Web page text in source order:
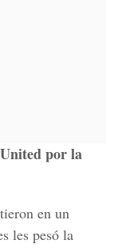
por la
en un
les pesó la